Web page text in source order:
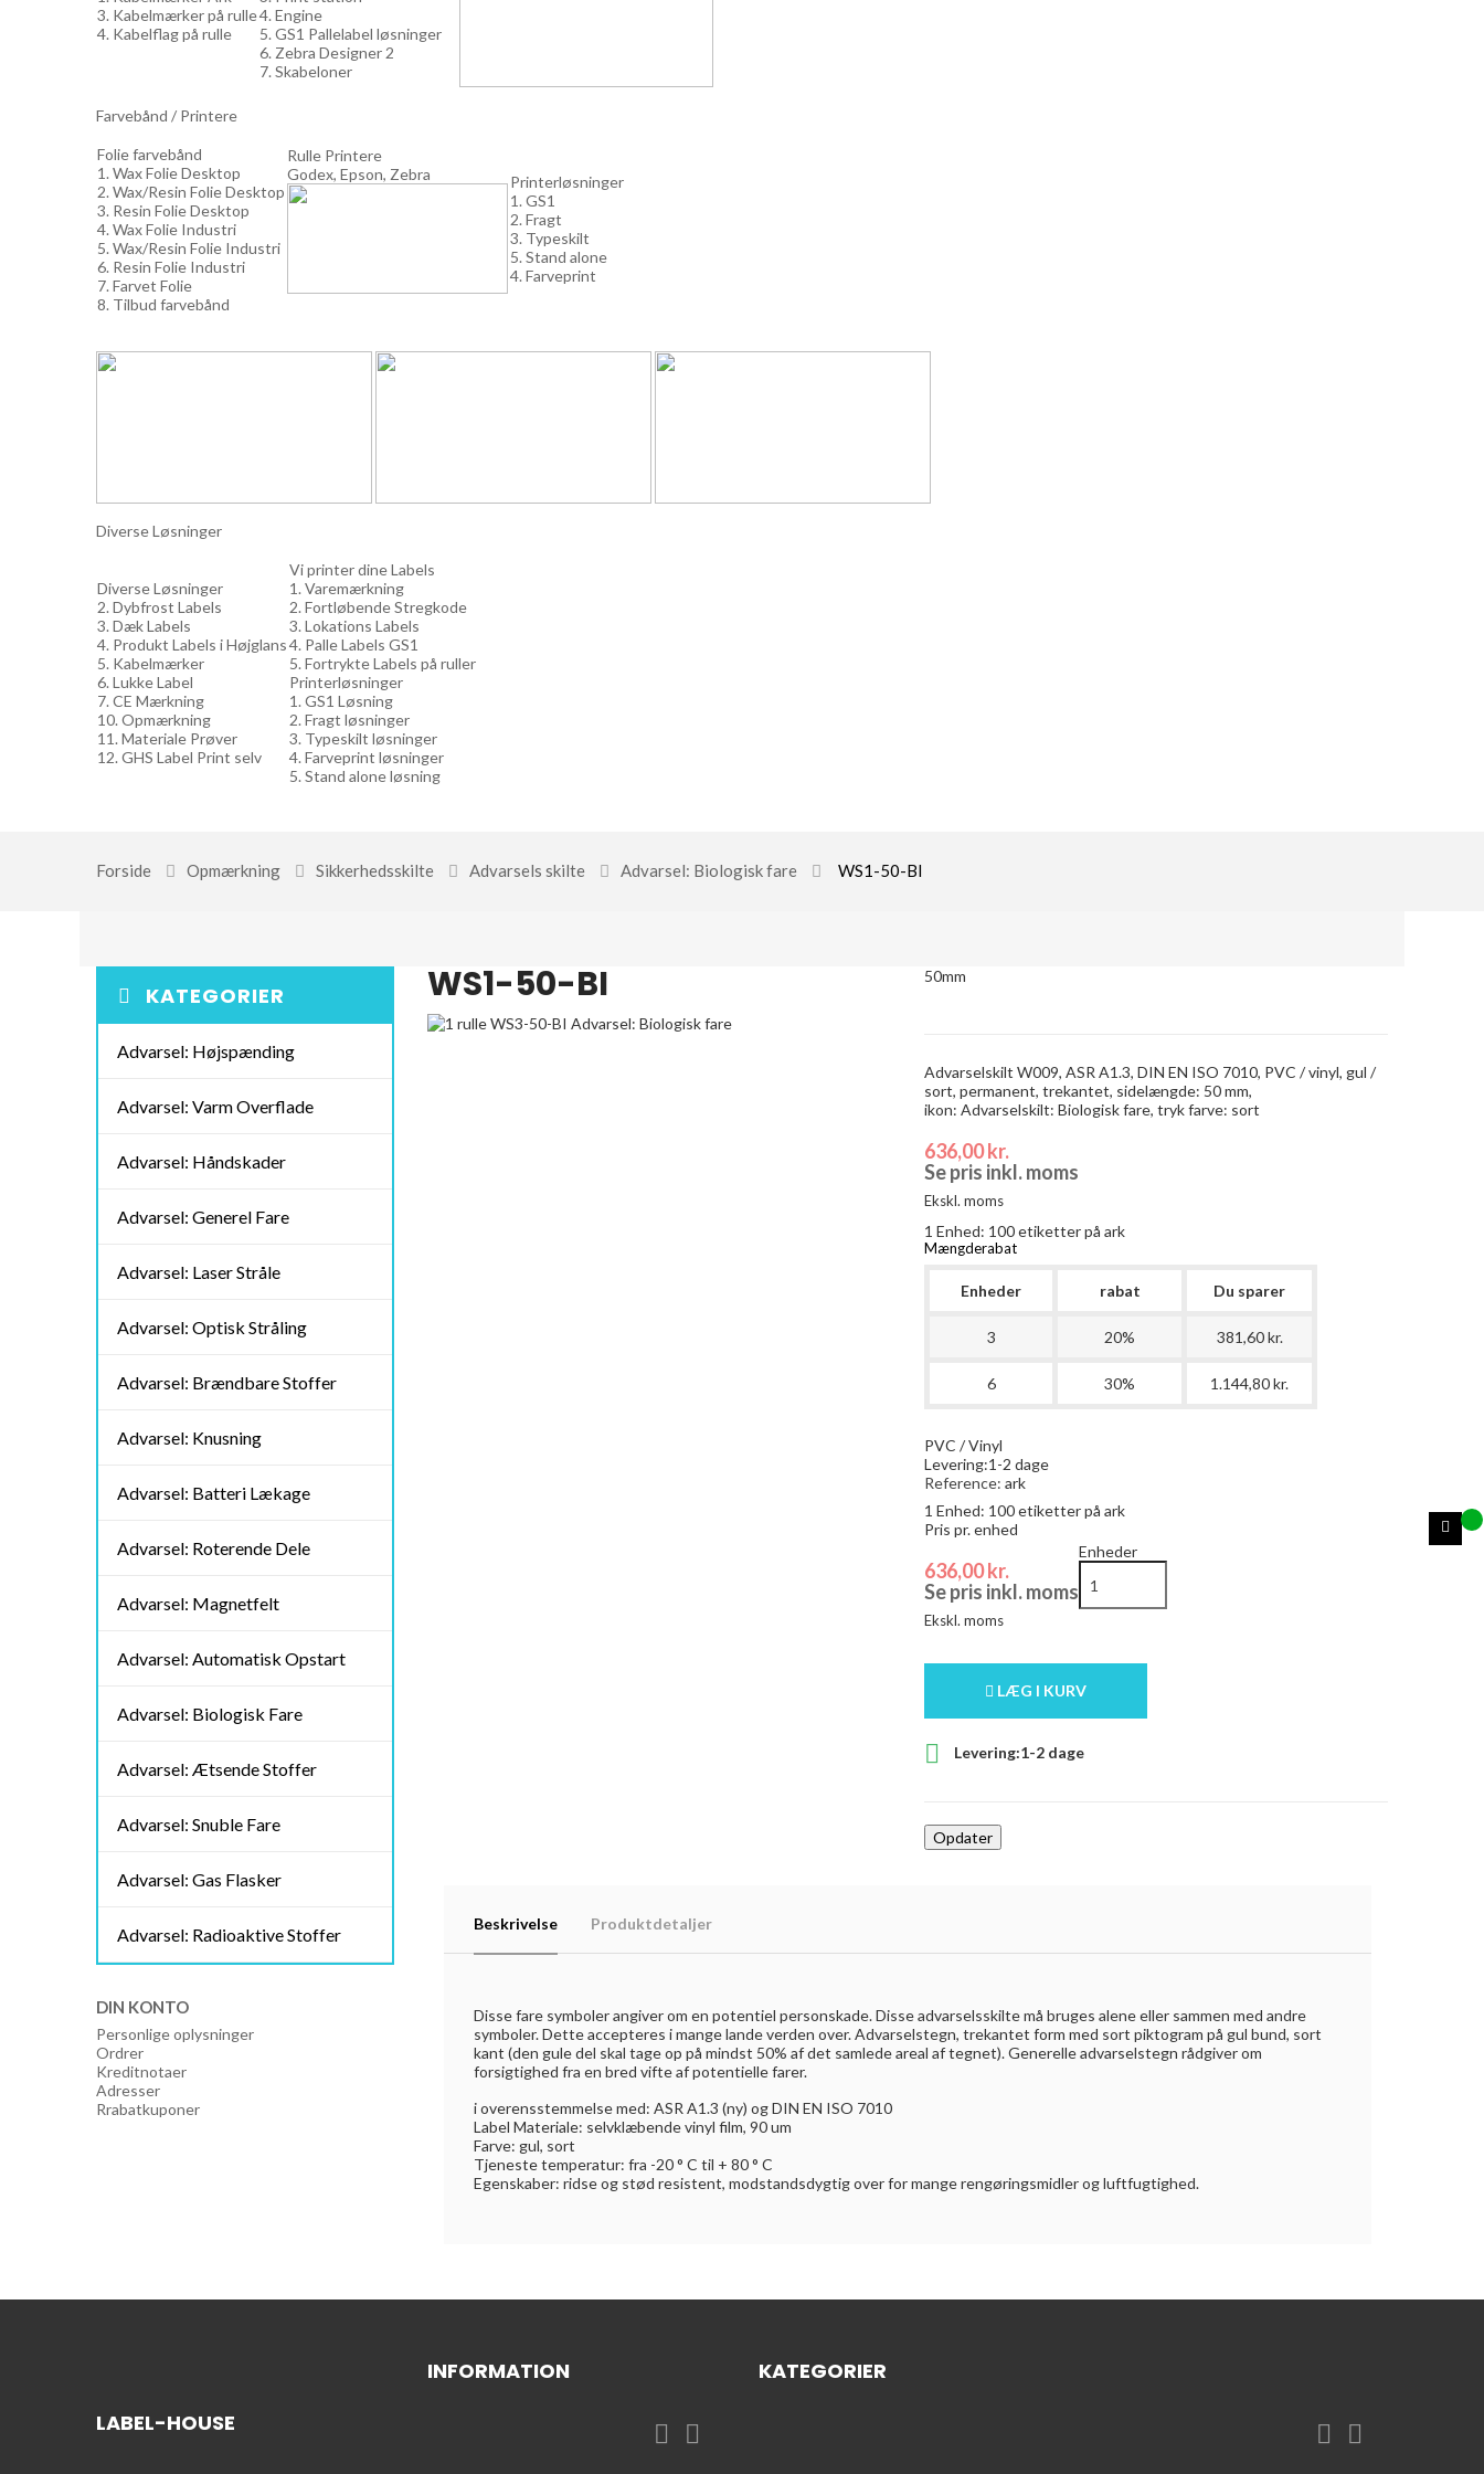
3. Kabelmærker på rulle
4. Kabelflag på rulle
4. Engine
5. GS1 Pallelabel løsninger
6. Zebra Designer 2
7. Skabeloner
Farvebånd / Printere
Folie farvebånd
1. Wax Folie Desktop
2. Wax/Resin Folie Desktop
3. Resin Folie Desktop
4. Wax Folie Industri
5. Wax/Resin Folie Industri
6. Resin Folie Industri
7. Farvet Folie
8. Tilbud farvebånd
Rulle Printere
Godex, Epson, Zebra
Printerløsninger
1. GS1
2. Fragt
3. Typeskilt
5. Stand alone
4. Farveprint
Diverse Løsninger
Diverse Løsninger
2. Dybfrost Labels
3. Dæk Labels
4. Produkt Labels i Højglans
5. Kabelmærker
6. Lukke Label
7. CE Mærkning
10. Opmærkning
11. Materiale Prøver
12. GHS Label Print selv
Vi printer dine Labels
1. Varemærkning
2. Fortløbende Stregkode
3. Lokations Labels
4. Palle Labels GS1
5. Fortrykte Labels på ruller
Printerløsninger
1. GS1 Løsning
2. Fragt løsninger
3. Typeskilt løsninger
4. Farveprint løsninger
5. Stand alone løsning
Forside Opmærkning Sikkerhedsskilte Advarsels skilte Advarsel: Biologisk fare WS1-50-BI
KATEGORIER
Advarsel: Højspænding
Advarsel: Varm Overflade
Advarsel: Håndskader
Advarsel: Generel Fare
Advarsel: Laser Stråle
Advarsel: Optisk Stråling
Advarsel: Brændbare Stoffer
Advarsel: Knusning
Advarsel: Batteri Lækage
Advarsel: Roterende Dele
Advarsel: Magnetfelt
Advarsel: Automatisk Opstart
Advarsel: Biologisk Fare
Advarsel: Ætsende Stoffer
Advarsel: Snuble Fare
Advarsel: Gas Flasker
Advarsel: Radioaktive Stoffer
DIN KONTO
Personlige oplysninger
Ordrer
Kreditnotaer
Adresser
Rrabatkuponer
WS1-50-BI 50mm
Advarselskilt W009, ASR A1.3, DIN EN ISO 7010, PVC / vinyl, gul /
sort, permanent, trekantet, sidelængde: 50 mm,
ikon: Advarselskilt: Biologisk fare, tryk farve: sort
636,00 kr.
Se pris inkl. moms
Ekskl. moms
1 Enhed: 100etiketter på ark
Mængderabat
Enheder rabat Du sparer
3 20% 381,60 kr.
6 30% 1.144,80 kr.
PVC / Vinyl
Levering:1-2 dage
Reference: ark
1 Enhed: 100etiketter på ark
Pris pr. enhed
636,00 kr.
Se pris inkl. moms
Ekskl. moms
Enheder
LÆG I KURV
 Levering:1-2 dage
Beskrivelse Produktdetaljer
Disse fare symboler angiver om en potentiel personskade. Disse advarselsskilte må bruges alene eller sammen med andre
symboler. Dette accepteres i mange lande verden over. Advarselstegn, trekantet form med sort piktogram på gul bund, sort
kant (den gule del skal tage op på mindst 50% af det samlede areal af tegnet). Generelle advarselstegn rådgiver om
forsigtighed fra en bred vifte af potentielle farer.
i overensstemmelse med: ASR A1.3 (ny) og DIN EN ISO 7010
Label Materiale: selvklæbende vinyl film, 90 um
Farve: gul, sort
Tjeneste temperatur: fra -20 ° C til + 80 ° C
Egenskaber: ridse og stød resistent, modstandsdygtig over for mange rengøringsmidler og luftfugtighed.
LABEL-HOUSE
INFORMATION
 
KATEGORIER
 